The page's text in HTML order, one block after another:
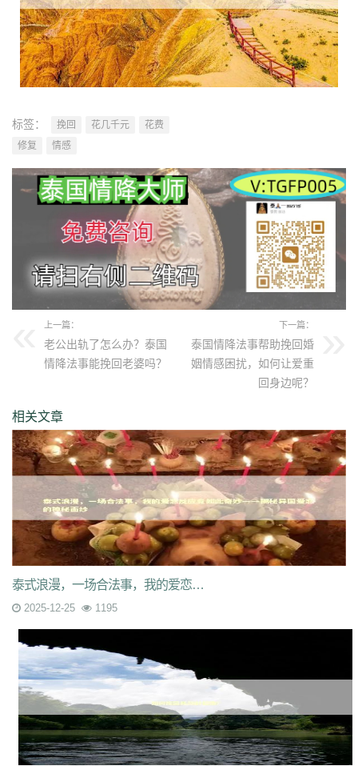
标签： 挽回 花几千元
花费
修复
情感
上一篇：
老公出轨了怎么办？泰国
情降法事能挽回老婆吗？
下一篇：
泰国情降法事帮助挽回婚
姻情感困扰，如何让爱重
回身边呢？
相关文章
泰式浪漫，一场合法事，我的爱恋反应竟如此奇妙——揭秘异国爱恋的神秘面纱
2025-12-25 1195